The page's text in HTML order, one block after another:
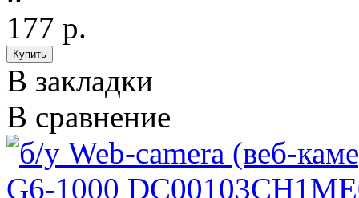
177 р.
В закладки
В сравнение